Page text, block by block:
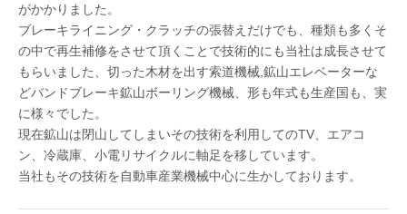
がかかりました。
ブレーキライニング・クラッチの張替えだけでも、種類も多くそ
の中で再生補修をさせて頂くことで技術的にも当社は成長させて
もらいました、切った木材を出す索道機械,鉱山エレベーターな
どバンドブレーキ鉱山ボーリング機械、形も年式も生産国も、実
に様々でした。
現在鉱山は閉山してしまいその技術を利用してのTV、エアコ
ン、冷蔵庫、小電リサイクルに軸足を移しています。
当社もその技術を自動車産業機械中心に生かしております。